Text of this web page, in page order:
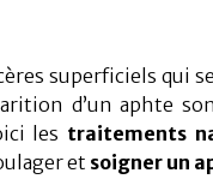
superficiels qui
d’un aphte
les traitements
et soigner un